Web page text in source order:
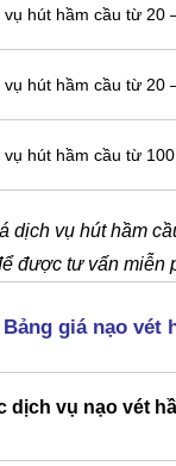
hút hầm cầu từ 20
hút hầm cầu từ 20
hút hầm cầu từ
dịch vụ hút hầm
được tư vấn miễn
Bảng giá nạo vét
dịch vụ nạo vét